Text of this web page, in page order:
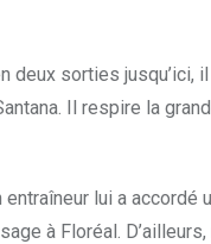
deux sorties
Il respire la
entraîneur lui a
à Floréal.